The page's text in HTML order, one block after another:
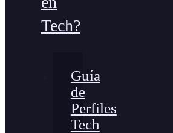
Tech?
Guía
de
Perfiles
Tech